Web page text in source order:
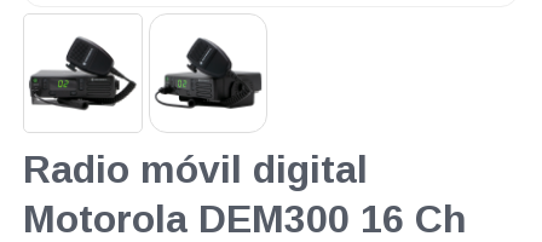
Radio móvil digital
Motorola DEM300 16 Ch